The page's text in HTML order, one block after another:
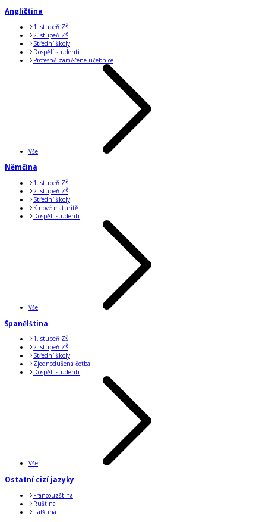
Angličtina
1. stupeň ZŠ
2. stupeň ZŠ
Střední školy
Dospělí studenti
Profesně zaměřené učebnice
Vše
Němčina
1. stupeň ZŠ
2. stupeň ZŠ
Střední školy
K nové maturitě
Dospělí studenti
Vše
Španělština
1. stupeň ZŠ
2. stupeň ZŠ
Střední školy
Zjednodušená četba
Dospělí studenti
Vše
Ostatní cizí jazyky
Francouzština
Ruština
Italština